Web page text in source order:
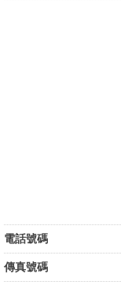
電話號碼
傳真號碼